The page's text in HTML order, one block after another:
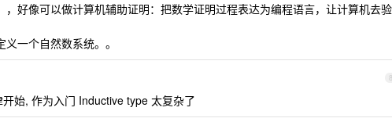
，好像可以做计算机辅助证明：把数学证明过程表达为编程语言，让计算机去验
一个自然数系统。。
8
始, 作为入门 Inductive type 太复杂了